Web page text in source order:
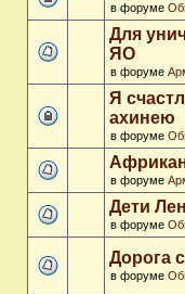
в форуме
Для
ЯО
в форуме
Я
ахинею
в форуме
в форуме
Дети
в форуме
Дорога
в форуме